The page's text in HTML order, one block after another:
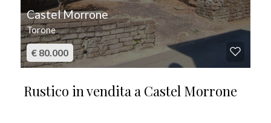
Castel Morrone
Torone
€ 80.000
Rustico in vendita a Castel Morrone